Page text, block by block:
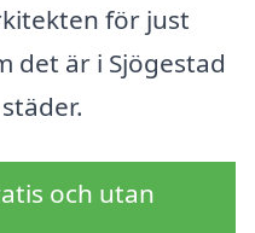
för just
det är i Sjögestad
och utan